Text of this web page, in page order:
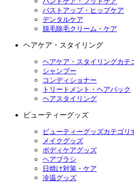
バストアップ・ヒップケア
デンタルケア
脱毛除毛クリーム・ケア
ヘアケア・スタイリング
ヘアケア・スタイリングカテ
シャンプー
コンディショナー
トリートメント・ヘアパック
ヘアスタイリング
ビューティーグッズ
ビューティーグッズカテゴリ
メイクグッズ
ボディケアグッズ
ヘアブラシ
日焼け対策・ケア
冷温グッズ